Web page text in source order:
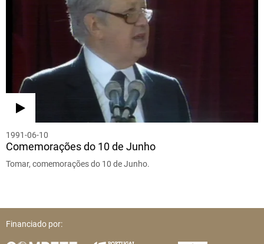
1991-06-10
Comemorações do 10 de Junho
Tomar, comemorações do 10 de Junho.
Financiado por: